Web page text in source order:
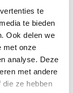
te
te bieden
Ook delen we
met onze
analyse. Deze
met andere
ze hebben